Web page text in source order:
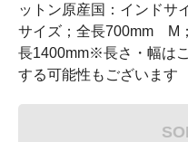
ットン原産国：インドサ
サイズ；全長700mm M
長1400mm※長さ・幅は
する可能性もございます